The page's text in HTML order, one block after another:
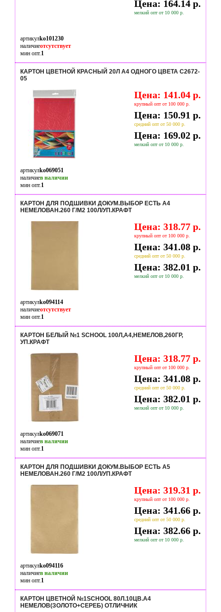
Цена: 164.14 р.
мелкий опт от 10 000 р.
артикулko101230
наличиеотсутствует
мин опт.1
КАРТОН ЦВЕТНОЙ КРАСНЫЙ 20Л А4 ОДНОГО ЦВЕТА С2672-
05
Цена: 141.04 р.
крупный опт от 100 000 р.
Цена: 150.91 р.
средний опт от 50 000 р.
Цена: 169.02 р.
мелкий опт от 10 000 р.
артикулko069051
наличиев наличии
мин опт.1
КАРТОН ДЛЯ ПОДШИВКИ ДОКУМ.ВЫБОР ЕСТЬ А4
НЕМЕЛОВАН.260 Г/М2 100Л/УП.КРАФТ
Цена: 318.77 р.
крупный опт от 100 000 р.
Цена: 341.08 р.
средний опт от 50 000 р.
Цена: 382.01 р.
мелкий опт от 10 000 р.
артикулko094114
наличиеотсутствует
мин опт.1
КАРТОН БЕЛЫЙ №1 SCHOOL 100Л,А4,НЕМЕЛОВ,260ГР,
УП.КРАФТ
Цена: 318.77 р.
крупный опт от 100 000 р.
Цена: 341.08 р.
средний опт от 50 000 р.
Цена: 382.01 р.
мелкий опт от 10 000 р.
артикулko069071
наличиев наличии
мин опт.1
КАРТОН ДЛЯ ПОДШИВКИ ДОКУМ.ВЫБОР ЕСТЬ А5
НЕМЕЛОВАН.260 Г/М2 100Л/УП.КРАФТ
Цена: 319.31 р.
крупный опт от 100 000 р.
Цена: 341.66 р.
средний опт от 50 000 р.
Цена: 382.66 р.
мелкий опт от 10 000 р.
артикулko094116
наличиев наличии
мин опт.1
КАРТОН ЦВЕТНОЙ №1SCHOOL 80Л.10ЦВ.А4
НЕМЕЛОВ(ЗОЛОТО+СЕРЕБ) ОТЛИЧНИК